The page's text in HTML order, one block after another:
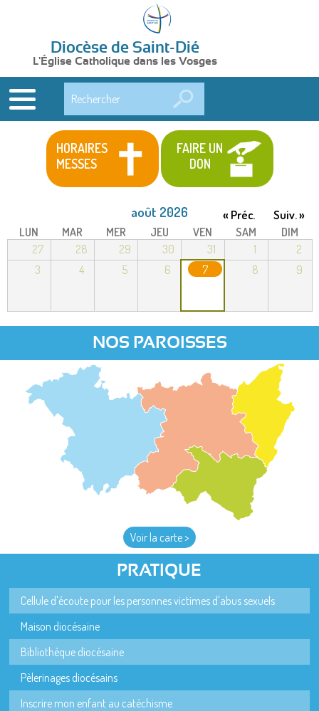
Diocèse de Saint-Dié
L'Église Catholique dans les Vosges
HORAIRES
MESSES
FAIRE UN
DON
août 2026 « Préc. Suiv. »
LUN MAR MER JEU VEN SAM
DIM
27
28 29 30 31 1
2
3
4 5 6 7 8 9
NOS PAROISSES
Voir la carte >
PRATIQUE
Cellule d'écoute pour les personnes victimes d'abus sexuels
Maison diocésaine
Bibliothèque diocésaine
Pèlerinages diocésains
Inscrire mon enfant au catéchisme